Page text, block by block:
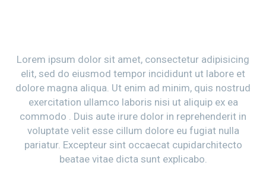
Lorem ipsum dolor sit amet, consectetur adipisicing
elit, sed do eiusmod tempor incididunt ut labore et
dolore magna aliqua. Ut enim ad minim, quis nostrud
exercitation ullamco laboris nisi ut aliquip ex ea
commodo . Duis aute irure dolor in reprehenderit in
voluptate velit esse cillum dolore eu fugiat nulla
pariatur. Excepteur sint occaecat cupidarchitecto
beatae vitae dicta sunt explicabo.